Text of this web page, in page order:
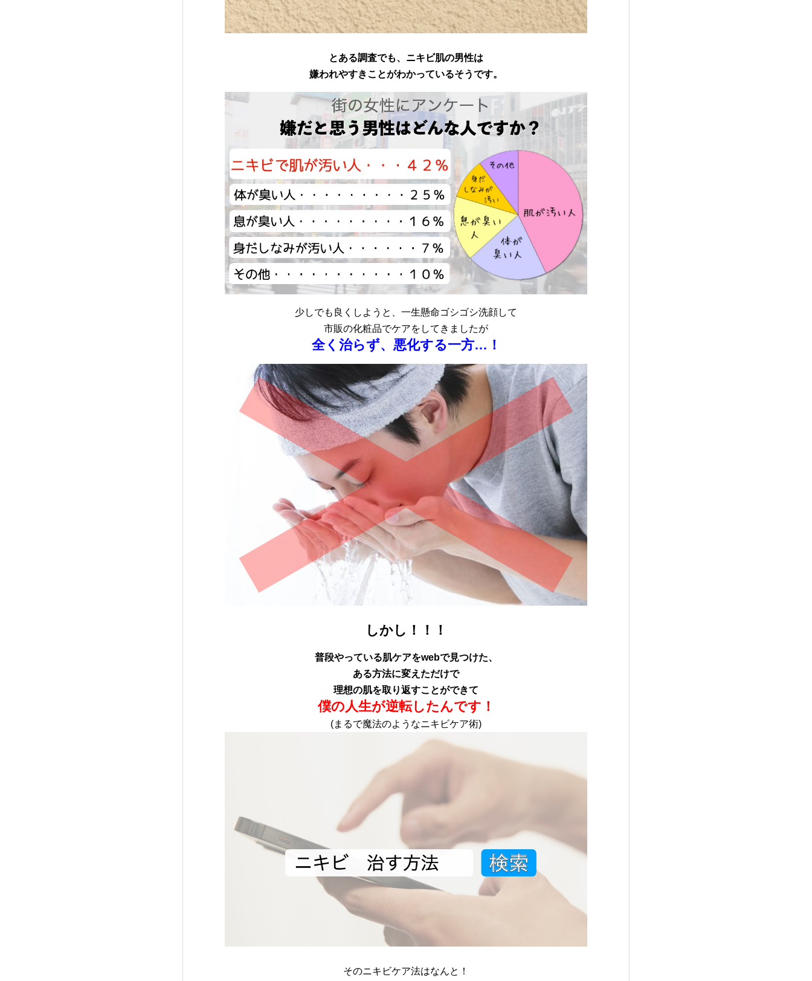
とある調査でも、ニキビ肌の男性は
嫌われやすきことがわかっているそうです。
少しでも良くしようと、一生懸命ゴシゴシ洗顔して
市販の化粧品でケアをしてきましたが
全く治らず、悪化する一方…！
しかし！！！
普段やっている肌ケアをwebで見つけた、
ある方法に変えただけで
理想の肌を取り返すことができて
僕の人生が逆転したんです！
(まるで魔法のようなニキビケア術)
そのニキビケア法はなんと！